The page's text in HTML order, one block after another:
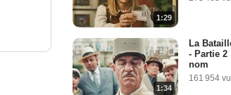
1:29
1:34
La
- Partie 2
nom
161 954